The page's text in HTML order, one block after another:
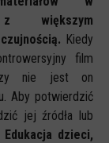
większym
Kiedy
film
nie jest on
Aby potwierdzić
jej źródła lub
Edukacja dzieci,